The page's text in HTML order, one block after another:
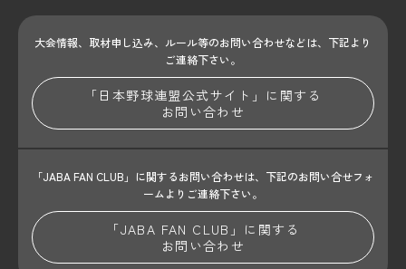
大会情報、取材申し込み、ルール等のお問い合わせなどは、下記より
ご連絡下さい。
「日本野球連盟公式サイト」に関する
お問い合わせ
「JABA FAN CLUB」に関するお問い合わせは、 下記のお問い合せフォ
ームよりご連絡下さい。
「JABA FAN CLUB」に関する
お問い合わせ